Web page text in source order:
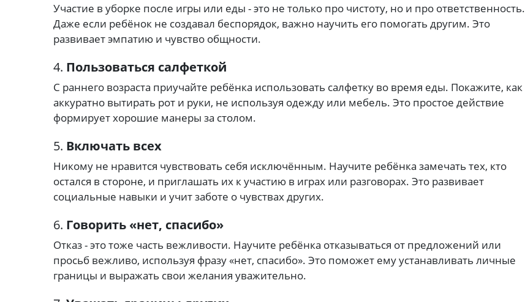
Участие в уборке после игры или еды - это не только про чистоту, но и про ответственность.
Даже если ребёнок не создавал беспорядок, важно научить его помогать другим. Это
развивает эмпатию и чувство общности.
4. Пользоваться салфеткой
С раннего возраста приучайте ребёнка использовать салфетку во время еды. Покажите, как
аккуратно вытирать рот и руки, не используя одежду или мебель. Это простое действие
формирует хорошие манеры за столом.
5. Включать всех
Никому не нравится чувствовать себя исключённым. Научите ребёнка замечать тех, кто
остался в стороне, и приглашать их к участию в играх или разговорах. Это развивает
социальные навыки и учит заботе о чувствах других.
6. Говорить «нет, спасибо»
Отказ - это тоже часть вежливости. Научите ребёнка отказываться от предложений или
просьб вежливо, используя фразу «нет, спасибо». Это поможет ему устанавливать личные
границы и выражать свои желания уважительно.